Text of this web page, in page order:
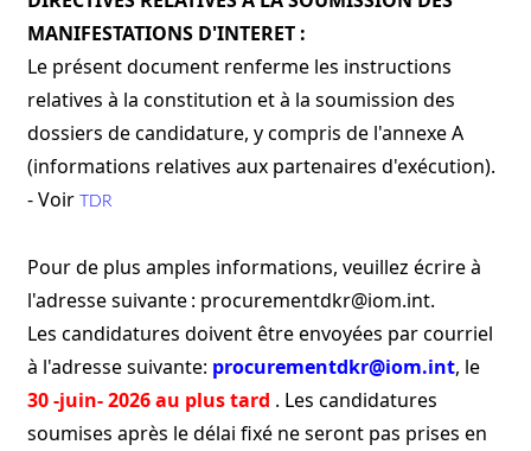
MANIFESTATIONS D'INTERET :
Le présent document renferme les instructions
relatives à la constitution et à la soumission des
dossiers de candidature, y compris de l'annexe A
(informations relatives aux partenaires d'exécution).
- Voir TDR
Pour de plus amples informations, veuillez écrire à
l'adresse suivante : procurementdkr@iom.int.
Les candidatures doivent être envoyées par courriel
à l'adresse suivante: procurementdkr@iom.int, le
30 -juin- 2026 au plus tard . Les candidatures
soumises après le délai fixé ne seront pas prises en